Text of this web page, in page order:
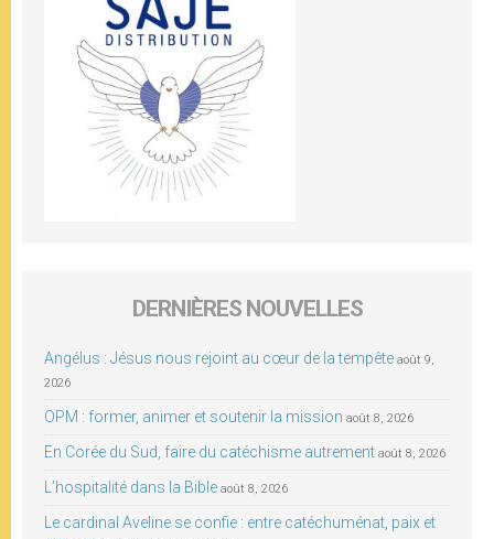
DERNIÈRES NOUVELLES
Angélus : Jésus nous rejoint au cœur de la tempête août 9,
2026
OPM : former, animer et soutenir la mission août 8, 2026
En Corée du Sud, faire du catéchisme autrement août 8, 2026
L’hospitalité dans la Bible août 8, 2026
Le cardinal Aveline se confie : entre catéchuménat, paix et